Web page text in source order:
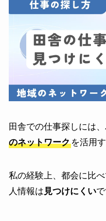
田舎での仕事探しには
のネットワークを活用
私の経験上、都会に比
人情報は 見つけにくいで